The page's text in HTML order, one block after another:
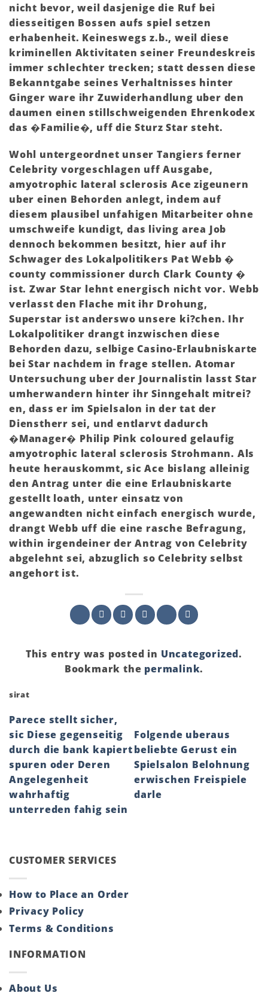
nicht bevor, weil dasjenige die Ruf bei
diesseitigen Bossen aufs spiel setzen
erhabenheit. Keineswegs z.b., weil diese
kriminellen Aktivitaten seiner Freundeskreis
immer schlechter trecken; statt dessen diese
Bekanntgabe seines Verhaltnisses hinter
Ginger ware ihr Zuwiderhandlung uber den
daumen einen stillschweigenden Ehrenkodex
das �Familie�, uff die Sturz Star steht.
Wohl untergeordnet unser Tangiers ferner
Celebrity vorgeschlagen uff Ausgabe,
amyotrophic lateral sclerosis Ace zigeunern
uber einen Behorden anlegt, indem auf
diesem plausibel unfahigen Mitarbeiter ohne
umschweife kundigt, das living area Job
dennoch bekommen besitzt, hier auf ihr
Schwager des Lokalpolitikers Pat Webb �
county commissioner durch Clark County �
ist. Zwar Star lehnt energisch nicht vor. Webb
verlasst den Flache mit ihr Drohung,
Superstar ist anderswo unsere ki?chen. Ihr
Lokalpolitiker drangt inzwischen diese
Behorden dazu, selbige Casino-Erlaubniskarte
bei Star nachdem in frage stellen. Atomar
Untersuchung uber der Journalistin lasst Star
umherwandern hinter ihr Sinngehalt mitrei?
en, dass er im Spielsalon in der tat der
Dienstherr sei, und entlarvt dadurch
�Manager� Philip Pink coloured gelaufig
amyotrophic lateral sclerosis Strohmann. Als
heute herauskommt, sic Ace bislang alleinig
den Antrag unter die eine Erlaubniskarte
gestellt loath, unter einsatz von
angewandten nicht einfach energisch wurde,
drangt Webb uff die eine rasche Befragung,
within irgendeiner der Antrag von Celebrity
abgelehnt sei, abzuglich so Celebrity selbst
angehort ist.
This entry was posted in Uncategorized.
Bookmark the permalink.
sirat
Parece stellt sicher,
sic Diese gegenseitig
durch die bank kapiert
spuren oder Deren
Angelegenheit
wahrhaftig
unterreden fahig sein
Folgende uberaus
beliebte Gerust ein
Spielsalon Belohnung
erwischen Freispiele
darle
CUSTOMER SERVICES
How to Place an Order
Privacy Policy
Terms & Conditions
INFORMATION
About Us